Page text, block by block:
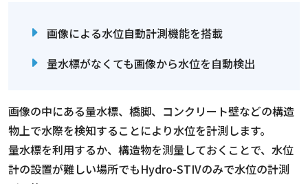
画像による水位自動計測機能を搭載
量水標がなくても画像から水位を自動検出
画像の中にある量水標、橋脚、コンクリート壁などの構造
物上で水際を検知することにより水位を計測します。
量水標を利用するか、構造物を測量しておくことで、水位
計の設置が難しい場所でもHydro-STIVのみで水位の計測